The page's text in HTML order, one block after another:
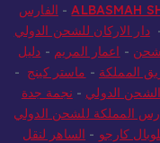
ALBASMAH
- الفارس
دار الاركان للشحن الدولي
- اعمار المريم - دليل
المملكة - ماستر كينج -
الدولي - نجمة جدة
المملكة للشحن الدولي
كارجو - الساهر لنقل